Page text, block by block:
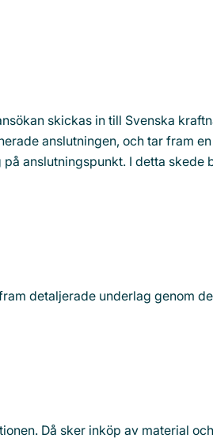
skickas in till Svenska
anslutningen, och tar fram
anslutningspunkt. I detta skede
detaljerade underlag genom
Då sker inköp av material